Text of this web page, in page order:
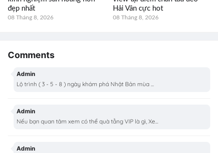
đẹp nhất
08 Tháng 8, 2026
Hải Vân cực hot
08 Tháng 8, 2026
Comments
Admin
Lộ trình ( 3 - 5 - 8 ) ngày khám phá Nhật Bản mùa ...
Admin
Nếu bạn quan tâm xem có thể quà tằng VIP là gì, Xe...
Admin